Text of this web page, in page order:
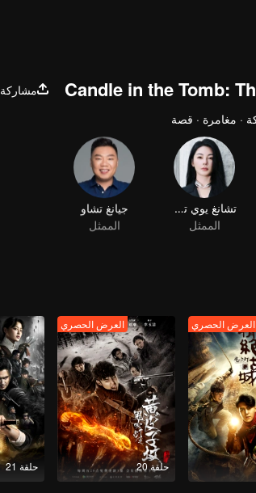
Candle in the Tomb:
مشاركة
· مغامرة · قصة
تشانغ يوي تشي
الممثل
جيانغ تشاو
الممثل
العرض الحصري
حلقة 20
العرض الحصري
حلقة 21